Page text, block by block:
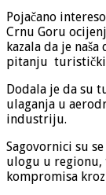
Pojačano
Crnu Goru
kazala da je
pitanju
Dodala je da su
ulaganja u
industriju.
Sagovornici su
ulogu u regionu,
kompromisa